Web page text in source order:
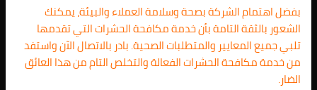
بفضل اهتمام الشركة بصحة وسلامة العملاء والبيئة، يمكنك
الشعور بالثقة التامة بأن خدمة مكافحة الحشرات التي تقدمها
تلبي جميع المعايير والمتطلبات الصحية. بادر بالاتصال الآن واستفد
من خدمة مكافحة الحشرات الفعالة والتخلص التام من هذا العائق
الضار.